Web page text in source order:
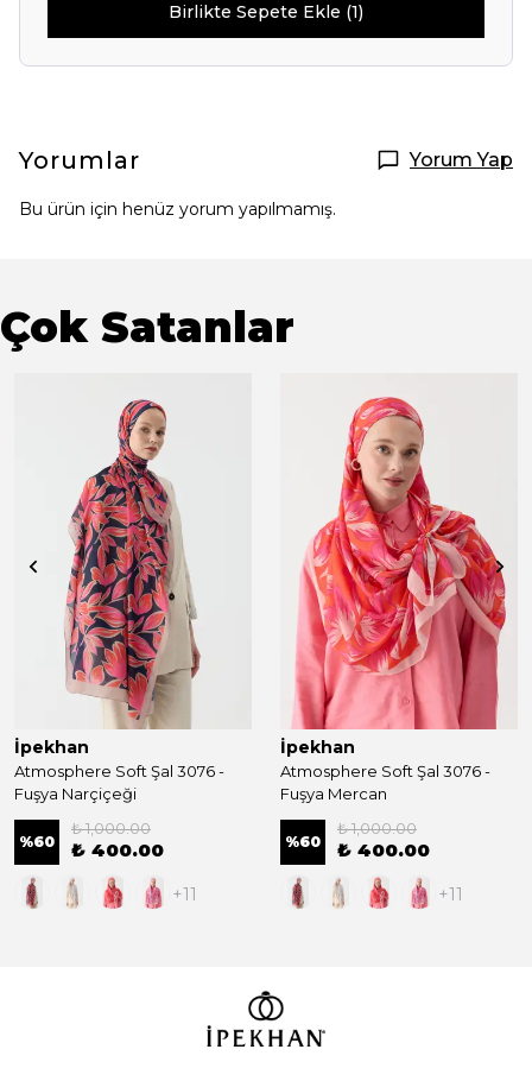
Birlikte Sepete Ekle (1)
Yorumlar Yorum Yap
Bu ürün için henüz yorum yapılmamış.
Çok Satanlar
İpekhan
Atmosphere Soft Şal 3076 -
Fuşya Narçiçeği
%60
₺ 1,000.00
₺ 400.00
+11
İpekhan
Atmosphere Soft Şal 3076 -
Fuşya Mercan
%60
₺ 1,000.00
₺ 400.00
+11